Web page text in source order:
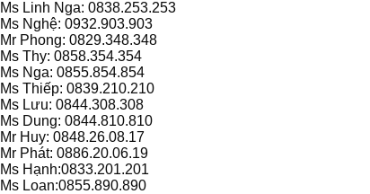
Ms Linh Nga: 0838.253.253
Ms Nghệ: 0932.903.903
Mr Phong: 0829.348.348
Ms Thy: 0858.354.354
Ms Nga: 0855.854.854
Ms Thiếp: 0839.210.210
Ms Lưu: 0844.308.308
Ms Dung: 0844.810.810
Mr Huy: 0848.26.08.17
Mr Phát: 0886.20.06.19
Ms Hạnh:0833.201.201
Ms Loan:0855.890.890